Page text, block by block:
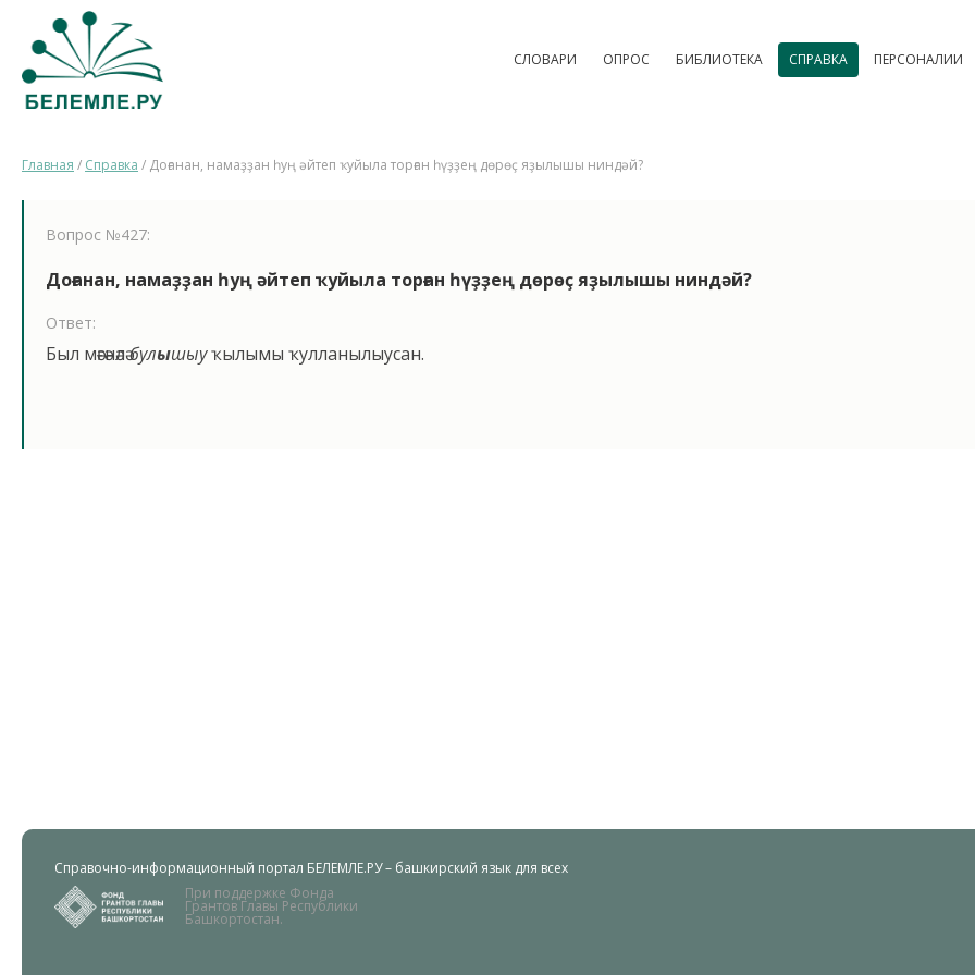
СЛОВАРИ ОПРОС БИБЛИОТЕКА СПРАВКА ПЕРСОНАЛИИ
Главная / Справка / Доғанан, намаҙҙан һуң әйтеп ҡуйыла торған һүҙҙең дөрөҫ яҙылышы ниндәй?
Вопрос №427:
Доғанан, намаҙҙан һуң әйтеп ҡуйыла торған һүҙҙең дөрөҫ яҙылышы ниндәй?
Ответ:
Был мәғәнәләбулышыуҡылымы ҡулланылыусан.
Справочно-информационный портал БЕЛЕМЛЕ.РУ – башкирский язык для всех
При поддержке Фонда
Грантов Главы Республики
Башкортостан.